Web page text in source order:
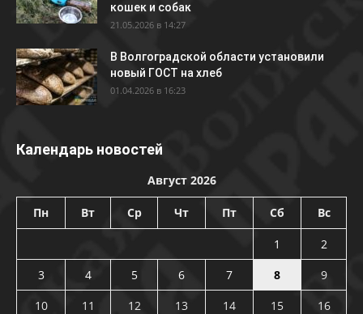
кошек и собак
21.05.2026 в 14:27
В Волгоградской области установили
новый ГОСТ на хлеб
01.04.2026 в 16:23
Календарь новостей
Август 2026
Пн Вт Ср Чт Пт Сб Вс
1
2
3
4 5 6 7 8
9
10
11 12 13 14 15
16